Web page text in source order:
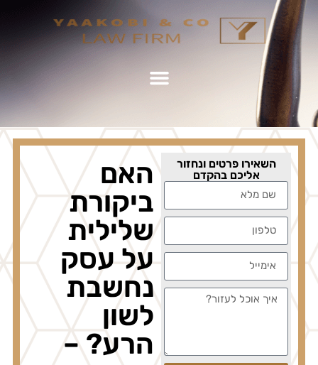
השאירו פרטים ונחזור
אליכם בהקדם
האם
ביקורת
שלילית
על עסק
נחשבת
לשון
הרע? –